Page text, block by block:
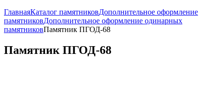
ГлавнаяКаталог памятниковДополнительное оформление
памятниковДополнительное оформление одинарных
памятниковПамятник ПГОД-68
Памятник ПГОД-68